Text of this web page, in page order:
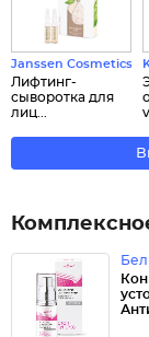
Janssen Cosmetics
Лифтинг-
сыворотка для
лиц...